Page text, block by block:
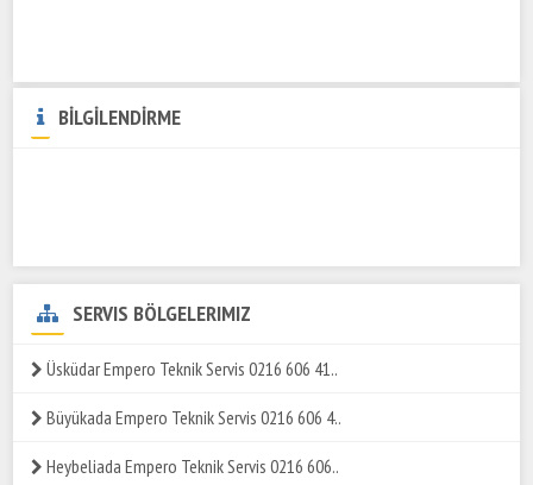
BİLGİLENDİRME
SERVIS BÖLGELERIMIZ
Üsküdar Empero Teknik Servis 0216 606 41..
Büyükada Empero Teknik Servis 0216 606 4..
Heybeliada Empero Teknik Servis 0216 606..